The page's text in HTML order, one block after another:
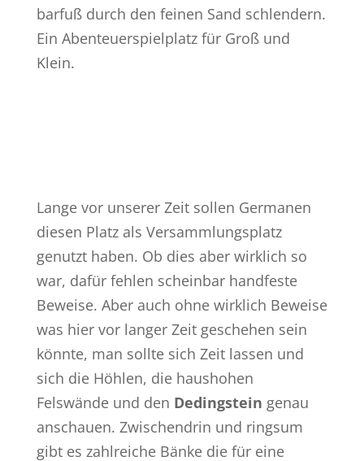
barfuß durch den feinen Sand schlendern.
Ein Abenteuerspielplatz für Groß und
Klein.
Lange vor unserer Zeit sollen Germanen
diesen Platz als Versammlungsplatz
genutzt haben. Ob dies aber wirklich so
war, dafür fehlen scheinbar handfeste
Beweise. Aber auch ohne wirklich Beweise
was hier vor langer Zeit geschehen sein
könnte, man sollte sich Zeit lassen und
sich die Höhlen, die haushohen
Felswände und den Dedingstein genau
anschauen. Zwischendrin und ringsum
gibt es zahlreiche Bänke die für eine